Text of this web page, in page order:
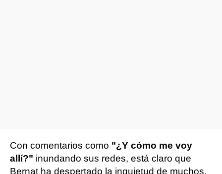
Con comentarios como "¿Y cómo me voy
allí?" inundando sus redes, está claro que
Bernat ha despertado la inquietud de muchos.